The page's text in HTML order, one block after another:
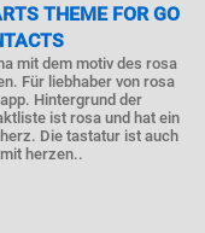
THEME FOR GO
mit dem motiv des rosa
Für liebhaber von rosa
Hintergrund der
ist rosa und hat ein
Die tastatur ist auch
herzen..